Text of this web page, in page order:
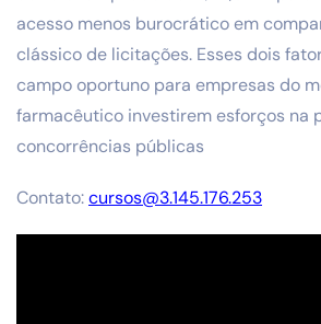
acesso menos burocrático em
clássico de licitações. Esses dois
campo oportuno para empresas do
farmacêutico investirem esforços na
concorrências públicas
Contato:cursos@3.145.176.253